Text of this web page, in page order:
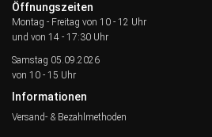
Öffnungszeiten
Montag - Freitag von 10 - 12 Uhr
und von 14 - 17:30 Uhr
Samstag 05.09.2026
von 10 - 15 Uhr
Informationen
Versand- & Bezahlmethoden